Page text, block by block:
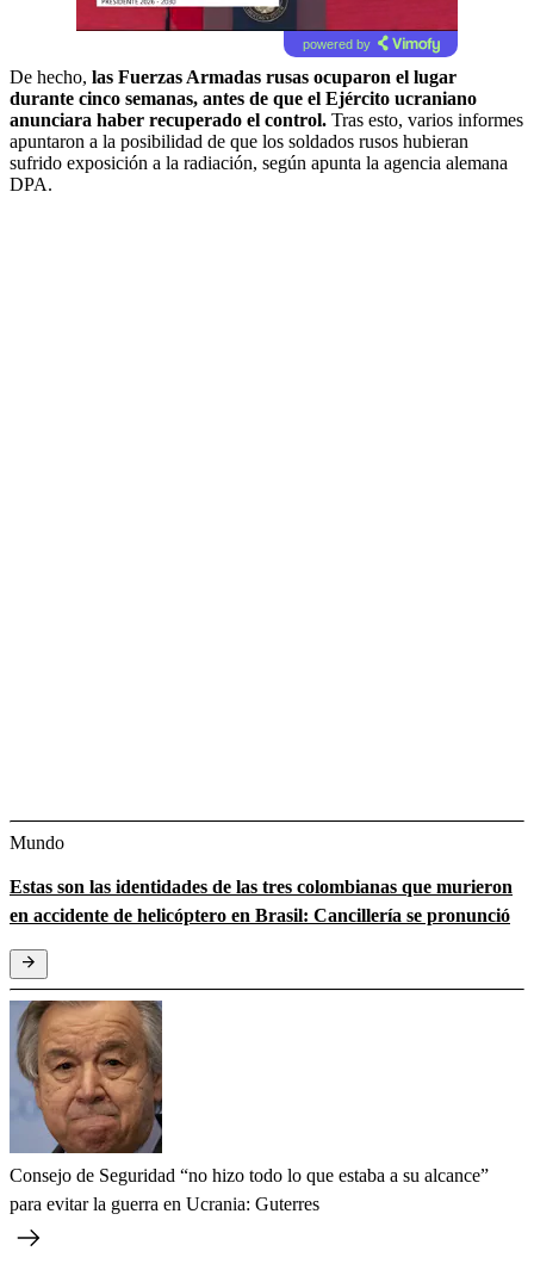
powered by
De hecho, las Fuerzas Armadas rusas ocuparon el lugar
durante cinco semanas, antes de que el Ejército ucraniano
anunciara haber recuperado el control. Tras esto, varios informes
apuntaron a la posibilidad de que los soldados rusos hubieran
sufrido exposición a la radiación, según apunta la agencia alemana
DPA.
Mundo
Estas son las identidades de las tres colombianas que murieron
en accidente de helicóptero en Brasil: Cancillería se pronunció
Consejo de Seguridad “no hizo todo lo que estaba a su alcance”
para evitar la guerra en Ucrania: Guterres